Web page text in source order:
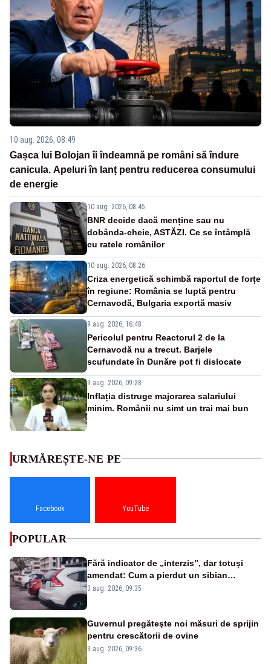
10 aug. 2026, 08:49
Gașca lui Bolojan îi îndeamnă pe români să îndure
canicula. Apeluri în lanț pentru reducerea consumului
de energie
10 aug. 2026, 08:45
BNR decide dacă menține sau nu
dobânda-cheie, ASTĂZI. Ce se întâmplă
cu ratele românilor
10 aug. 2026, 08:26
Criza energetică schimbă raportul de forțe
în regiune: România se luptă pentru
Cernavodă, Bulgaria exportă masiv
9 aug. 2026, 16:48
Pericolul pentru Reactorul 2 de la
Cernavodă nu a trecut. Barjele
scufundate în Dunăre pot fi dislocate
9 aug. 2026, 09:28
Inflația distruge majorarea salariului
minim. Românii nu simt un trai mai bun
URMĂREȘTE-NE PE
Facebook YouTube
POPULAR
Fără indicator de „interzis”, dar totuși
amendat: Cum a pierdut un sibian
procesul pentru o parcare în centrul
3 aug. 2026, 09:35
Guvernul pregăteşte noi măsuri de sprijin
pentru crescătorii de ovine
3 aug. 2026, 09:36